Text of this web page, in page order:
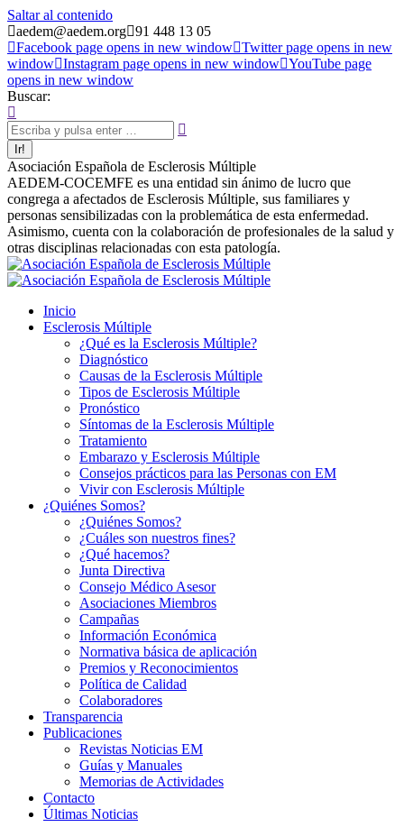
Saltar al contenido
aedem@aedem.org 91 448 13 05
Facebook page opens in new window Twitter page opens in new
window Instagram page opens in new window YouTube page
opens in new window
Buscar:
Asociación Española de Esclerosis Múltiple
AEDEM-COCEMFE es una entidad sin ánimo de lucro que
congrega a afectados de Esclerosis Múltiple, sus familiares y
personas sensibilizadas con la problemática de esta enfermedad.
Asimismo, cuenta con la colaboración de profesionales de la salud y
otras disciplinas relacionadas con esta patología.
Inicio
Esclerosis Múltiple
¿Qué es la Esclerosis Múltiple?
Diagnóstico
Causas de la Esclerosis Múltiple
Tipos de Esclerosis Múltiple
Pronóstico
Síntomas de la Esclerosis Múltiple
Tratamiento
Embarazo y Esclerosis Múltiple
Consejos prácticos para las Personas con EM
Vivir con Esclerosis Múltiple
¿Quiénes Somos?
¿Quiénes Somos?
¿Cuáles son nuestros fines?
¿Qué hacemos?
Junta Directiva
Consejo Médico Asesor
Asociaciones Miembros
Campañas
Información Económica
Normativa básica de aplicación
Premios y Reconocimientos
Política de Calidad
Colaboradores
Transparencia
Publicaciones
Revistas Noticias EM
Guías y Manuales
Memorias de Actividades
Contacto
Últimas Noticias